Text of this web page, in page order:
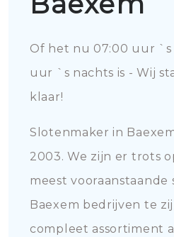
Of het nu 07:00 uur `s
uur `s nachts is - Wij
klaar!
Slotenmaker in
2003. We zijn er trots
meest
Baexem bedrijven te
compleet assortiment